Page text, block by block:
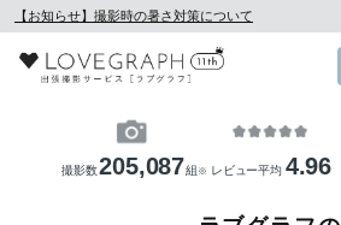
【お知らせ】撮影時の暑さ対策について
撮影数205,087組 ※ レビュー平均 4.96